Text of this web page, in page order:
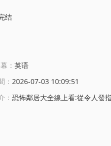
结
： 英语
： 2026-07-03 10:09:51
： 恐怖鄰居大全線上看:從令人發指的欺詐隂謀